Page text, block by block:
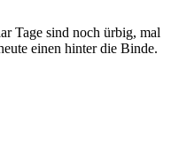
Tage sind noch ürbig, mal
einen hinter die Binde.